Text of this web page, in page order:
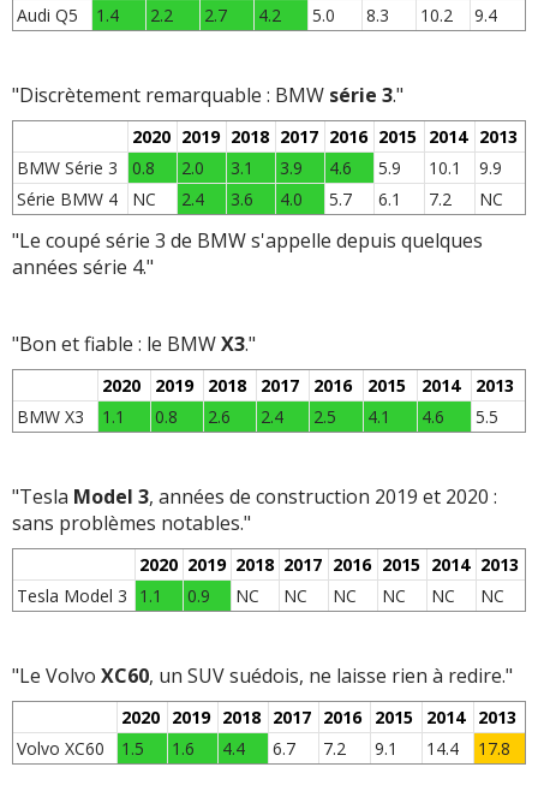
Audi Q5
1.4 2.2 2.7 4.2 5.0 8.3 10.2 9.4
"Discrètement remarquable : BMW série 3."
2020 2019 2018 2017 2016 2015 2014 2013
BMW Série 3
0.8 2.0 3.1 3.9 4.6 5.9 10.1
9.9
Série BMW 4
NC 2.4 3.6 4.0 5.7 6.1 7.2 NC
"Le coupé série 3 de BMW s'appelle depuis quelques
années série 4."
"Bon et fiable : le BMWX3."
2020 2019 2018 2017 2016 2015 2014
2013
BMW X3
1.1 0.8 2.6 2.4 2.5 4.1 4.6 5.5
"Tesla Model 3, années de construction 2019 et 2020 :
sans problèmes notables."
2020 2019 2018 2017 2016 2015 2014 2013
Tesla Model 3
1.1 0.9 NC NC NC NC NC NC
"Le Volvo XC60, un SUV suédois, ne laisse rien à redire."
2020 2019 2018 2017 2016 2015 2014
2013
Volvo XC60
1.5 1.6 4.4 6.7 7.2 9.1 14.4 17.8